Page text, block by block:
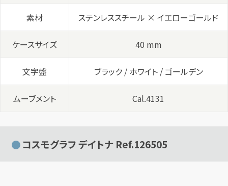
素材 ステンレススチール × イエローゴールド
ケースサイズ 40 mm
文字盤 ブラック / ホワイト / ゴールデン
ムーブメント Cal.4131
コスモグラフ デイトナ Ref.126505